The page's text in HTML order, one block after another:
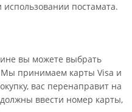
постамата.
вы можете выбрать
принимаем карты Visa и
вас перенаправит на
ввести номер карты,